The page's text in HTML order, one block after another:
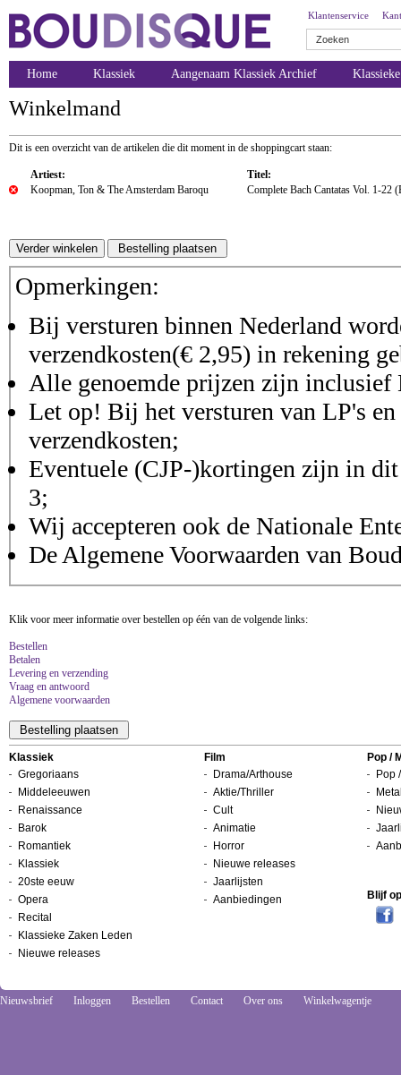
Klantenservice
Home Klassiek Aangenaam Klassiek Archief
Winkelmand
Dit is een overzicht van de artikelen die dit moment in de shoppingcart staan:
Artiest:
Titel:
Koopman, Ton & The Amsterdam Baroqu
Complete Bach Cantatas Vol. 1-22
Opmerkingen:
Bij versturen binnen Nederland
verzendkosten(€ 2,95) in rekening
Alle genoemde prijzen zijn inclusief
Let op! Bij het versturen van LP's
verzendkosten;
Eventuele (CJP-)kortingen zijn in
3;
Wij accepteren ook de Nationale
De Algemene Voorwaarden van
Klik voor meer informatie over bestellen op één van de volgende links:
Bestellen
Betalen
Levering en verzending
Vraag en antwoord
Algemene voorwaarden
Klassiek
Gregoriaans
Middeleeuwen
Renaissance
Barok
Romantiek
Klassiek
20ste eeuw
Opera
Recital
Klassieke Zaken Leden
Nieuwe releases
Film
Drama/Arthouse
Aktie/Thriller
Cult
Animatie
Horror
Nieuwe releases
Jaarlijsten
Aanbiedingen
Pop /
Pop
Blijf
Nieuwsbrief Inloggen Bestellen Contact Over ons Winkelwagentje